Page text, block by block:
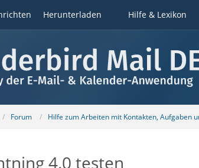
Herunterladen Hilfe & Lexikon
Forum Hilfe zum Arbeiten mit Kontakten, Aufgaben
4.0 testen